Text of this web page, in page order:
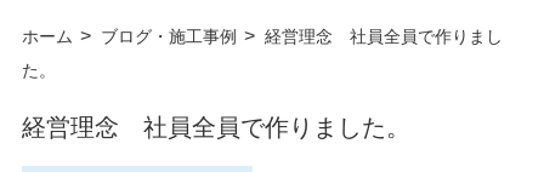
ホーム > ブログ・施工事例 > 経営理念 社員全員で作りまし
た。
経営理念 社員全員で作りました。